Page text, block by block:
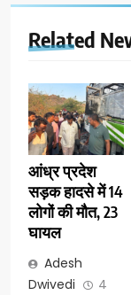
Related
आंध्र प्रदेश
सड़क हादसे में 14
लोगों की मौत, 23
घायल
Adesh
Dwivedi
4